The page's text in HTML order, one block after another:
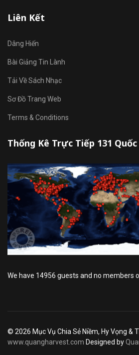
Liên Kết
Dâng Hiến
Bài Giảng Tin Lành
Tải Về Sách Nhạc
Sơ Đồ Trang Web
Terms & Conditions
Thống Kê Trực Tiếp 131 Quốc
We have 14956 guests and no members
© 2026 Mục Vụ Chia Sẻ Niềm, Hy Vọng &
www.quangharvest.com Designed by